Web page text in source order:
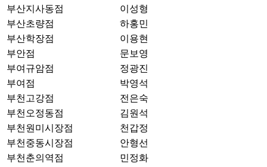
부산지사동점
이성형
부산초량점
하홍민
부산학장점
이용현
부안점
문보영
부여규암점
정광진
부여점
박영석
부천고강점
전은숙
부천오정동점
김원석
부천원미시장점
천갑정
부천중동시장점
안형선
부천춘의역점
민정화